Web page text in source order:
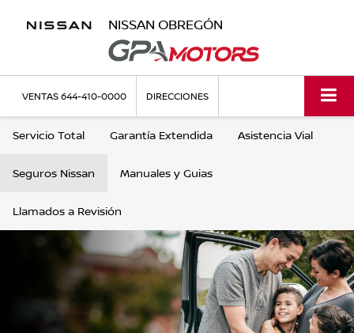
NISSAN OBREGÓN
VENTAS644-410-0000 DIRECCIONES
Servicio Total Garantía Extendida Asistencia Vial
Seguros Nissan Manuales y Guias
Llamados a Revisión